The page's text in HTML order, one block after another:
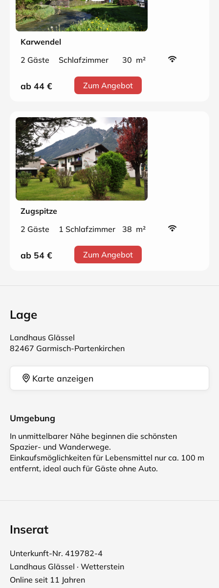
Karwendel
2 Gäste
Schlafzimmer 30 m²
ab 44 € Zum Angebot
Zugspitze
2 Gäste
1 Schlafzimmer 38 m²
ab 54 € Zum Angebot
Lage
Landhaus Glässel
82467 Garmisch-Partenkirchen
Karte anzeigen
Umgebung
In unmittelbarer Nähe beginnen die schönsten
Spazier- und Wanderwege.
Einkaufsmöglichkeiten für Lebensmittel nur ca. 100 m
entfernt, ideal auch für Gäste ohne Auto.
Inserat
Unterkunft-Nr. 419782-4
Landhaus Glässel · Wetterstein
Online seit 11 Jahren